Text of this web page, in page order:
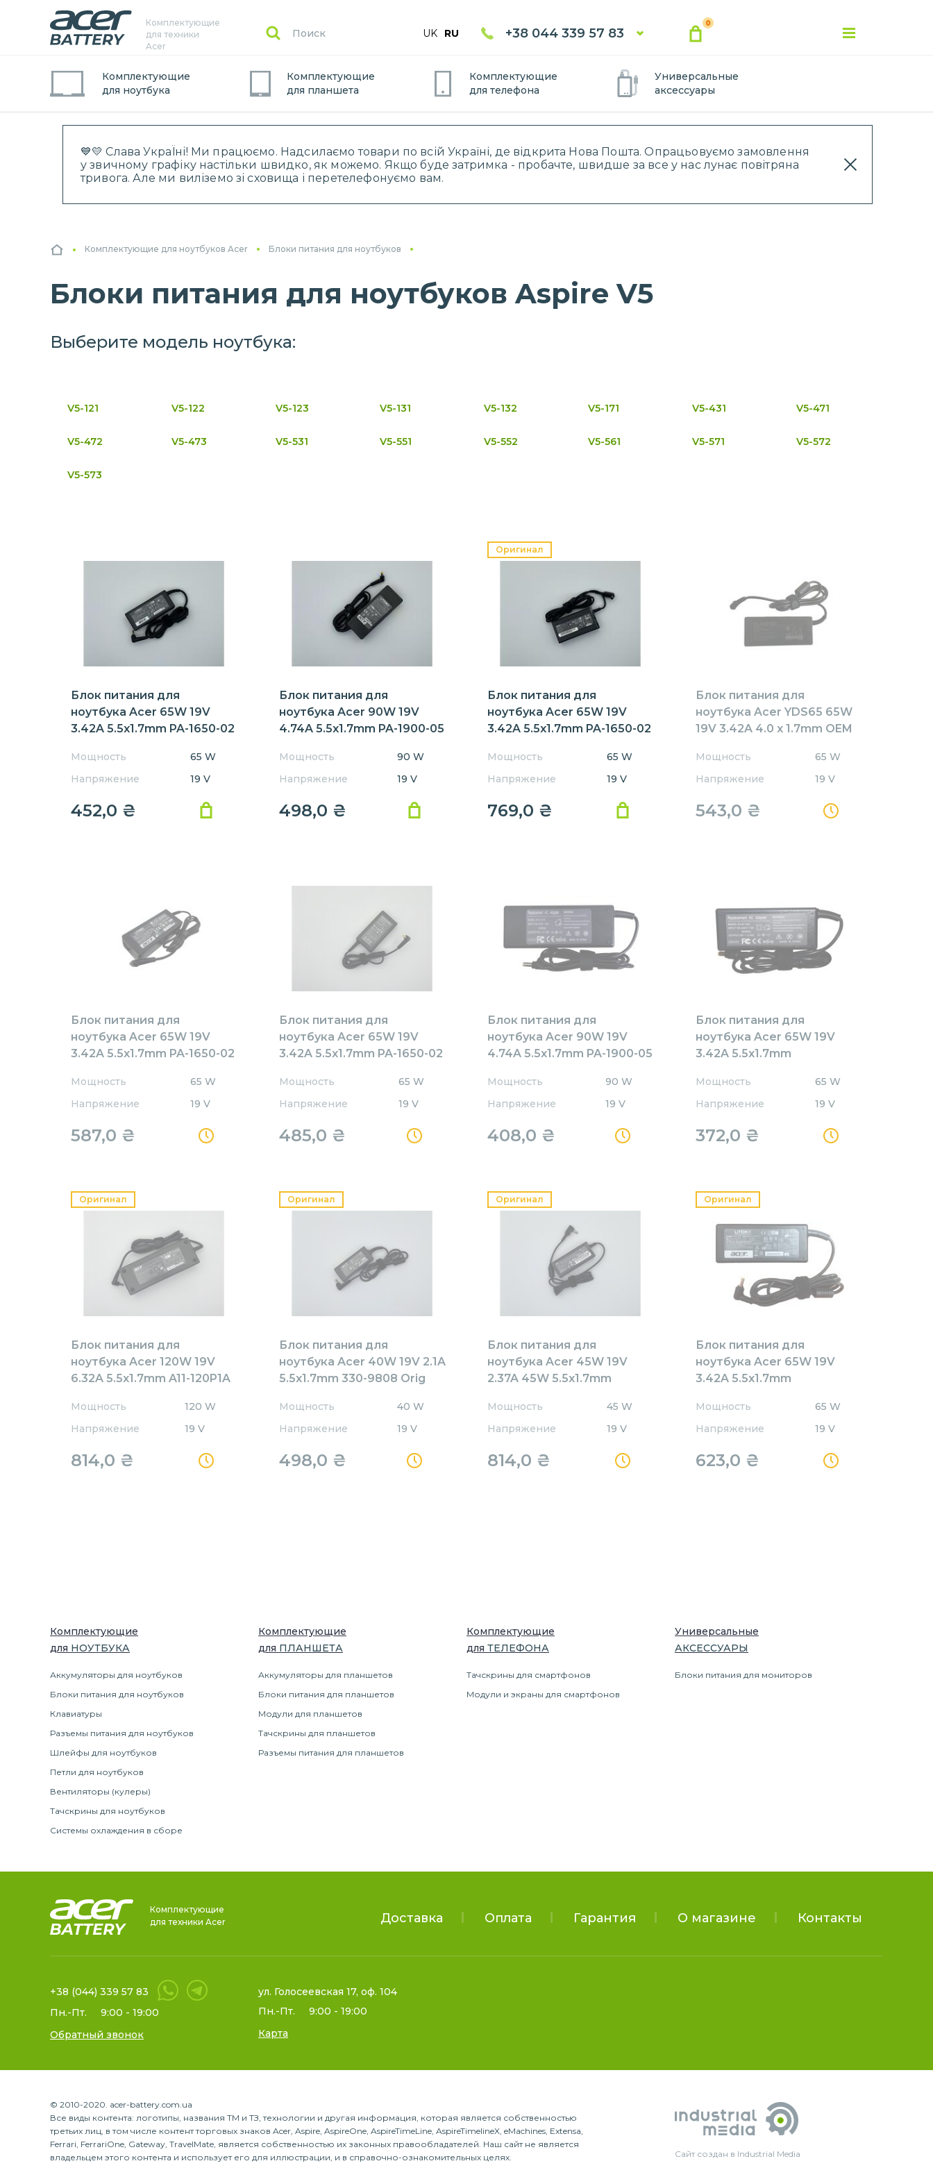
💙💛 Слава УкраЇні! Ми працюємо. Надсилаємо товари по всій Україні, де відкрита Нова Пошта. Опрацьовуємо замовлення
у звичному графіку настільки швидко, як можемо. Якщо буде затримка - пробачте, швидше за все у нас лунає повітряна
тривога. Але ми виліземо зі сховища і перетелефонуємо вам.
Комплектующие
для техники
Acer
UK RU +38 044 339 57 83
0
Комплектующие
для ноутбука
Комплектующие
для планшета
Комплектующие
для телефона
Универсальные
аксессуары
Комплектующие для ноутбуков Acer Блоки питания для ноутбуков
Блоки питания для ноутбуков Aspire V5
Выберите модель ноутбука:
V5-121 V5-122 V5-123 V5-131 V5-132 V5-171 V5-431 V5-471
V5-472 V5-473 V5-531 V5-551 V5-552 V5-561 V5-571 V5-572
V5-573
Блок питания для
ноутбука Acer 65W 19V
3.42A 5.5x1.7mm PA-1650-02
Мощность
65 W
Напряжение
19 V
452,0 ₴
Блок питания для
ноутбука Acer 90W 19V
4.74A 5.5x1.7mm PA-1900-05
Мощность
90 W
Напряжение
19 V
498,0 ₴
Оригинал
Блок питания для
ноутбука Acer 65W 19V
3.42A 5.5x1.7mm PA-1650-02
Мощность
65 W
Напряжение
19 V
769,0 ₴
Блок питания для
ноутбука Acer YDS65 65W
19V 3.42A 4.0 x 1.7mm OEM
Мощность
65 W
Напряжение
19 V
543,0 ₴
Блок питания для
ноутбука Acer 65W 19V
3.42A 5.5x1.7mm PA-1650-02
Мощность
65 W
Напряжение
19 V
587,0 ₴
Блок питания для
ноутбука Acer 65W 19V
3.42A 5.5x1.7mm PA-1650-02
Мощность
65 W
Напряжение
19 V
485,0 ₴
Блок питания для
ноутбука Acer 90W 19V
4.74A 5.5x1.7mm PA-1900-05
Мощность
90 W
Напряжение
19 V
408,0 ₴
Блок питания для
ноутбука Acer 65W 19V
3.42A 5.5x1.7mm
REPLACEMENT
Мощность
65 W
Напряжение
19 V
372,0 ₴
Оригинал
Блок питания для
ноутбука Acer 120W 19V
6.32A 5.5x1.7mm A11-120P1A
Мощность
120 W
Напряжение
19 V
814,0 ₴
Оригинал
Блок питания для
ноутбука Acer 40W 19V 2.1A
5.5x1.7mm 330-9808 Orig
Мощность
40 W
Напряжение
19 V
498,0 ₴
Оригинал
Блок питания для
ноутбука Acer 45W 19V
2.37A 45W 5.5x1.7mm
Мощность
45 W
Напряжение
19 V
814,0 ₴
Оригинал
Блок питания для
ноутбука Acer 65W 19V
3.42A 5.5x1.7mm
Мощность
65 W
Напряжение
19 V
623,0 ₴
Комплектующие
для НОУТБУКА
Аккумуляторы для ноутбуков
Блоки питания для ноутбуков
Клавиатуры
Разъемы питания для ноутбуков
Шлейфы для ноутбуков
Петли для ноутбуков
Вентиляторы (кулеры)
Тачскрины для ноутбуков
Системы охлаждения в сборе
Комплектующие
для ПЛАНШЕТА
Аккумуляторы для планшетов
Блоки питания для планшетов
Модули для планшетов
Тачскрины для планшетов
Разъемы питания для планшетов
Комплектующие
для ТЕЛЕФОНА
Тачскрины для смартфонов
Модули и экраны для смартфонов
Универсальные
АКСЕССУАРЫ
Блоки питания для мониторов
Комплектующие
для техники Acer
Доставка Оплата Гарантия О магазине Контакты
+38 (044) 339 57 83
Пн.-Пт.
9:00 - 19:00
Обратный звонок
ул. Голосеевская 17, оф. 104
Пн.-Пт.
9:00 - 19:00
Карта
© 2010-2020. acer-battery.com.ua
Все виды контента: логотипы, названия ТМ и ТЗ, технологии и другая информация, которая является собственностью
третьих лиц, в том числе контент торговых знаков Acer, Aspire, AspireOne, AspireTimeLine, AspireTimelineX, eMachines, Extensa,
Ferrari, FerrariOne, Gateway, TravelMate, является собственностью их законных правообладателей. Наш сайт не является
владельцем этого контента и использует его для иллюстрации, и в справочно-ознакомительных целях.
Сайт создан в Industrial Media